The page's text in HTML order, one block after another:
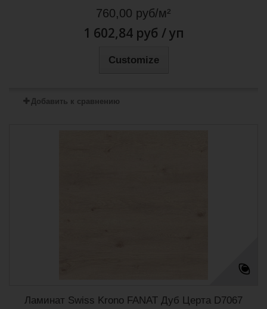
760,00 руб/м²
1 602,84 руб / уп
Customize
Добавить к сравнению
Ламинат Swiss Krono FANAT Дуб Церта D7067